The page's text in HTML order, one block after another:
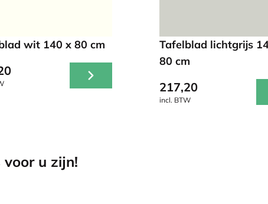
wit 140 x 80 cm
Tafelblad lichtgrijs
80 cm
217,20
incl. BTW
u zijn!